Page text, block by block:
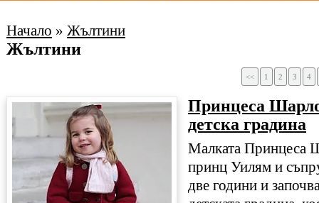
Начало » Жълтини
Жълтини
<< 1 2 3 4
Принцеса
детска градина
Малката Принцеса
принц Уилям и
две години и